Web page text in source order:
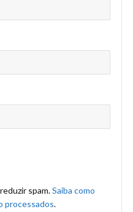
spam.Saiba como
processados.